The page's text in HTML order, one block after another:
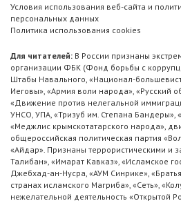
Условия использования веб-сайта и
персональных данных
Политика использования cookies
Для читателей: В России признаны
организации ФБК (Фонд борьбы с
Штабы Навального, «Национал-
Иеговы», «Армия воли народа», «Русский
«Движение против нелегальной
УНСО, УПА, «Тризуб им. Степана Бандеры»,
«Меджлис крымскотатарского народа»,
общероссийская политическая партия
«Айдар». Признаны террористическими и
Талибан», «Имарат Кавказ», «Исламское
Джебхад-ан-Нусра, «АУМ Синрике»,
странах исламского Магриба», «Сеть»,
нежелательной деятельность «Открытой